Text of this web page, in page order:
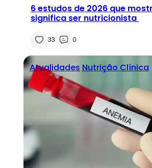
6 estudos de 2026 que
significa ser nutricionista
33 0
Atualidades Nutrição Clínica